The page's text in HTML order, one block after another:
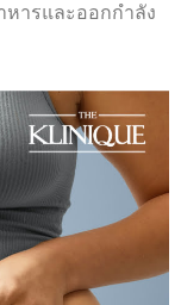
ารและออกกำลัง